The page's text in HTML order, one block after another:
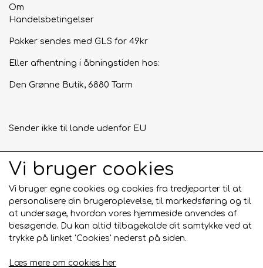
Om
Handelsbetingelser
Pakker sendes med GLS for 49kr
Eller afhentning i åbningstiden hos:
Den Grønne Butik, 6880 Tarm
Sender ikke til lande udenfor EU
Tilmeld mig nyhedsbrevet
Tilmeld
Vi bruger cookies
Vi bruger egne cookies og cookies fra tredjeparter til at
personalisere din brugeroplevelse, til markedsføring og til
at undersøge, hvordan vores hjemmeside anvendes af
besøgende. Du kan altid tilbagekalde dit samtykke ved at
trykke på linket 'Cookies' nederst på siden.
Læs mere om cookies her